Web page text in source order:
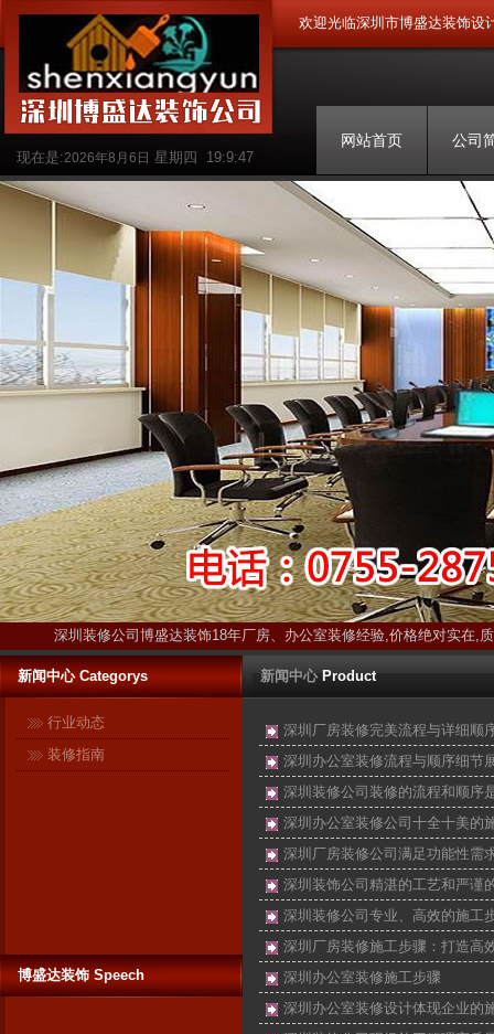
欢迎光临深圳市博盛达装饰设
现在是:2026年8月6日 星期四 19:9:47
公司
网站首页
深圳装修公司博盛达装饰18年厂房、办公室装修经验,价格绝对实在,
新闻中心 Categorys
行业动态
装修指南
博盛达装饰 Speech
新闻中心Product
深圳厂房装修完美流程与详细顺
深圳办公室装修流程与顺序细节
深圳装修公司装修的流程和顺序
深圳办公室装修公司十全十美的
深圳厂房装修公司满足功能性需
深圳装饰公司精湛的工艺和严谨
深圳装修公司专业、高效的施工
深圳厂房装修施工步骤：打造高
深圳办公室装修施工步骤
深圳办公室装修设计体现企业的